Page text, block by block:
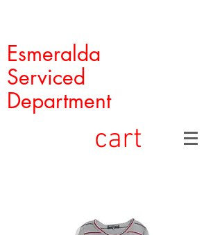
Esmeralda
Serviced
Department
cart